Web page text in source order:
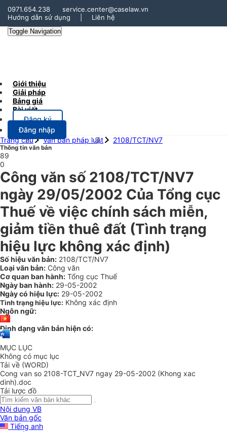
0971.654.238
service.center@caselaw.vn
Hướng dẫn sử dụng
Liên hệ
Toggle Navigation
Giới thiệu
Giải pháp
Bảng giá
Bài viết
Đăng ký
Đăng nhập
Trang chủ
Văn bản pháp luật 2108/TCT/NV7
Thông tin văn bản
89
0
Công văn số 2108/TCT/NV7
ngày 29/05/2002 Của Tổng cục
Thuế về việc chính sách miễn,
giảm tiền thuê đất (Tình trạng
hiệu lực không xác định)
Số hiệu văn bản: 2108/TCT/NV7
Loại văn bản: Công văn
Cơ quan ban hành: Tổng cục Thuế
Ngày ban hành: 29-05-2002
Ngày có hiệu lực: 29-05-2002
Tình trạng hiệu lực: Không xác định
Ngôn ngữ:
Định dạng văn bản hiện có:
MỤC LỤC
Không có mục lục
Tải về (WORD)
Cong van so 2108-TCT_NV7 ngay 29-05-2002 (Khong xac
dinh).doc
Tải lược đồ
Nội dung VB
Văn bản gốc
Tiếng anh